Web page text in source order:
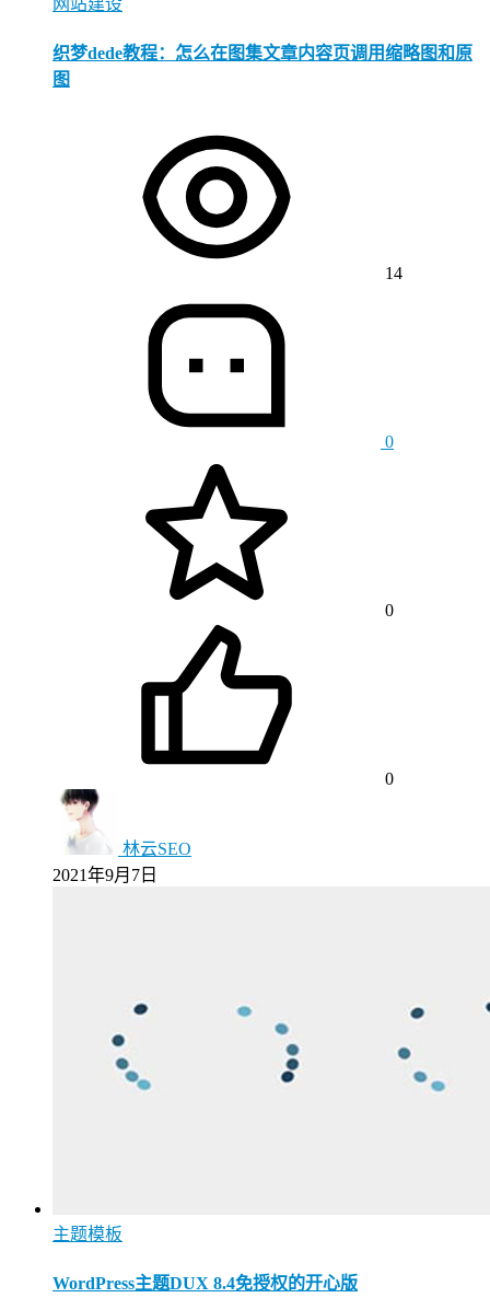
网站建设
织梦dede教程：怎么在图集文章内容页调用缩略图和原
图
14
0
0
0
林云SEO
2021年9月7日
主题模板
WordPress主题DUX 8.4免授权的开心版